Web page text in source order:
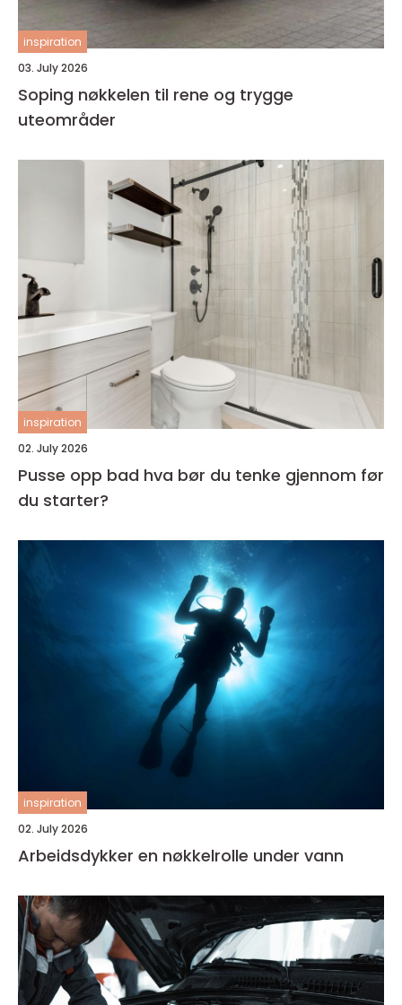
inspiration
03. July 2026
Soping nøkkelen til rene og trygge
uteområder
inspiration
02. July 2026
Pusse opp bad hva bør du tenke gjennom før
du starter?
inspiration
02. July 2026
Arbeidsdykker en nøkkelrolle under vann